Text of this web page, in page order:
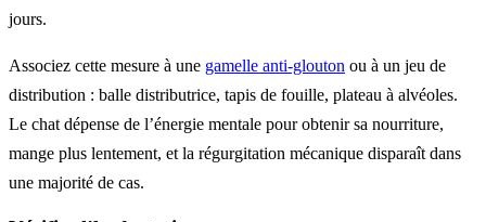
jours.
Associez cette mesure à une gamelle anti-glouton ou à un jeu de
distribution : balle distributrice, tapis de fouille, plateau à alvéoles.
Le chat dépense de l’énergie mentale pour obtenir sa nourriture,
mange plus lentement, et la régurgitation mécanique disparaît dans
une majorité de cas.